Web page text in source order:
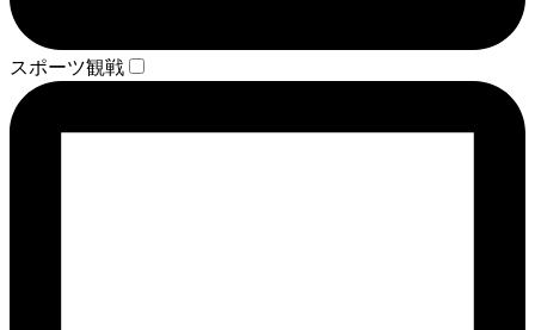
スポーツ観戦